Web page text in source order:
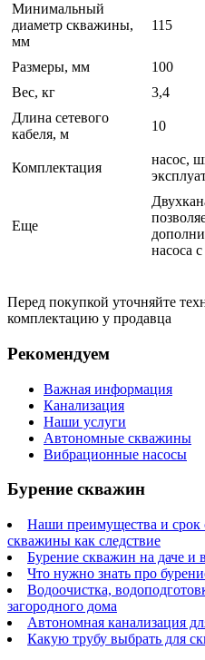
Минимальный
диаметр скважины,
мм
115
Размеры, мм
100
Вес, кг
3,4
Длина сетевого
кабеля, м
10
Комплектация
насос,
Еще
насоса
Перед покупкой уточняйте
комплектацию у продавца
Рекомендуем
Важная информация
Канализация
Наши услуги
Автономные скважины
Вибрационные насосы
Бурение скважин
Наши преимущества и срок
скважины как следствие
Бурение скважин на даче и
Что нужно знать про
Водоочистка,
загородного дома
Автономная канализация
Какую трубу выбрать для